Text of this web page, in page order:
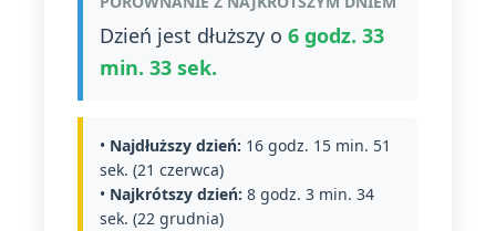
Dzień jest dłuższy o 6 godz. 33
min. 33 sek.
• Najdłuższy dzień: 16 godz. 15 min. 51
sek. (21 czerwca)
• Najkrótszy dzień: 8 godz. 3 min. 34
sek. (22 grudnia)